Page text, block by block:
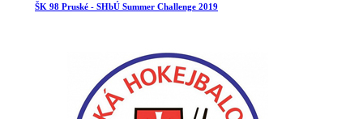
ŠK 98 Pruské - SHbÚ Summer Challenge 2019